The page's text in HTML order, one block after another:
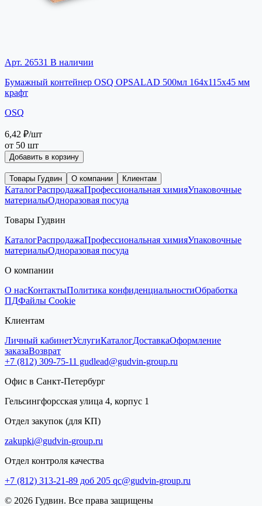
Арт. 26531 В наличии
Бумажный контейнер OSQ OPSALAD 500мл 164x115x45 мм
крафт
OSQ
6,42 ₽/шт
от 50 шт
Добавить в корзину
Товары Гудвин О компании Клиентам
КаталогРаспродажаПрофессиональная химияУпаковочные
материалыОдноразовая посуда
Товары Гудвин
КаталогРаспродажаПрофессиональная химияУпаковочные
материалыОдноразовая посуда
О компании
О насКонтактыПолитика конфиденциальностиОбработка
ПДФайлы Cookie
Клиентам
Личный кабинетУслугиКаталогДоставкаОформление
заказаВозврат
+7 (812) 309-75-11 gudlead@gudvin-group.ru
Офис в Санкт-Петербург
Гельсингфорсская улица 4, корпус 1
Отдел закупок (для КП)
zakupki@gudvin-group.ru
Отдел контроля качества
+7 (812) 313-21-89 доб 205 qc@gudvin-group.ru
© 2026 Гудвин. Все права защищены